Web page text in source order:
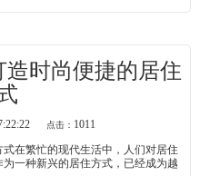
时尚便捷的居住
点击： 1011
在繁忙的现代生活中，人们对居住
一种新兴的居住方式，已经成为越